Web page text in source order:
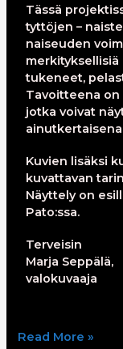
Tässä
tyttöjen –
naiseuden
merkityksellisiä
tukeneet,
Tavoitteena on
jotka voivat
Kuvien lisäksi
kuvattavan
Näyttely on
Pato:ssa.
Terveisin
Marja Seppälä,
valokuvaaja
Read More »